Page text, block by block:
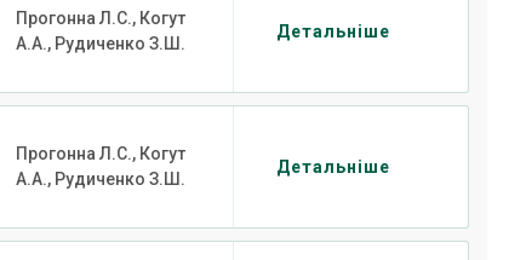
Прогонна Л.С., Когут
А.А., Рудиченко З.Ш.
Детальніше
Прогонна Л.С., Когут
А.А., Рудиченко З.Ш.
Детальніше